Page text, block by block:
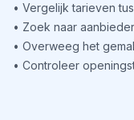
• Vergelijk tarieven
• Zoek naar
• Overweeg het
• Controleer